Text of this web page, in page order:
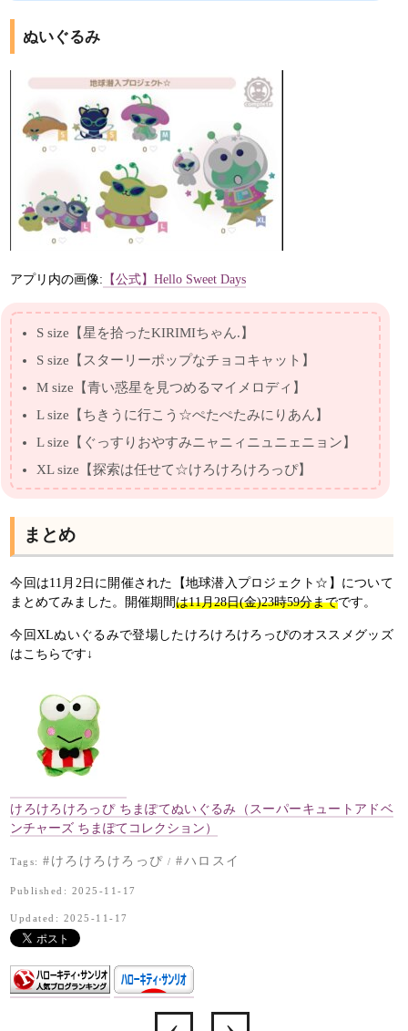
ぬいぐるみ
アプリ内の画像: 【公式】Hello Sweet Days
S size【星を拾ったKIRIMIちゃん.】
S size【スターリーポップなチョコキャット】
M size【青い惑星を見つめるマイメロディ】
L size【ちきうに行こう☆ぺたぺたみにりあん】
L size【ぐっすりおやすみニャニィニュニェニョン】
XL size【探索は任せて☆けろけろけろっぴ】
まとめ
今回は11月2日に開催された【地球潜入プロジェクト☆】について
まとめてみました。開催期間は11月28日(金)23時59分までです。
今回XLぬいぐるみで登場したけろけろけろっぴのオススメグッズ
はこちらです↓
けろけろけろっぴ ちまぽてぬいぐるみ（スーパーキュートアドベ
ンチャーズ ちまぽてコレクション）
Tags:#けろけろけろっぴ /#ハロスイ
Published: 2025-11-17
Updated: 2025-11-17